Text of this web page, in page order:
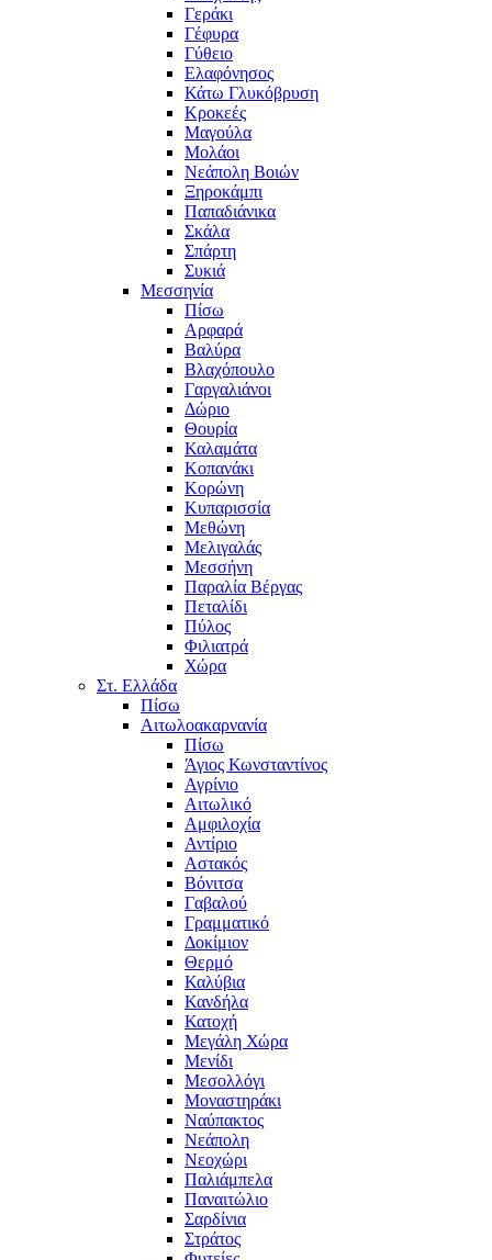
Γεράκι
Γέφυρα
Γύθειο
Ελαφόνησος
Κάτω Γλυκόβρυση
Κροκεές
Μαγούλα
Μολάοι
Νεάπολη Βοιών
Ξηροκάμπι
Παπαδιάνικα
Σκάλα
Σπάρτη
Συκιά
Μεσσηνία
Πίσω
Αρφαρά
Βαλύρα
Βλαχόπουλο
Γαργαλιάνοι
Δώριο
Θουρία
Καλαμάτα
Κοπανάκι
Κορώνη
Κυπαρισσία
Μεθώνη
Μελιγαλάς
Μεσσήνη
Παραλία Βέργας
Πεταλίδι
Πύλος
Φιλιατρά
Χώρα
Στ. Ελλάδα
Πίσω
Αιτωλοακαρνανία
Πίσω
Άγιος Κωνσταντίνος
Αγρίνιο
Αιτωλικό
Αμφιλοχία
Αντίριο
Αστακός
Βόνιτσα
Γαβαλού
Γραμματικό
Δοκίμιον
Θερμό
Καλύβια
Κανδήλα
Κατοχή
Μεγάλη Χώρα
Μενίδι
Μεσολλόγι
Μοναστηράκι
Ναύπακτος
Νεάπολη
Νεοχώρι
Παλιάμπελα
Παναιτώλιο
Σαρδίνια
Στράτος